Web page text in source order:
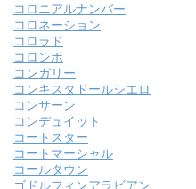
コロニアルナンバー
コロネーション
コロラド
コロンボ
コンガリー
コンキスタドールシエロ
コンサーン
コンデュイット
コートスター
コートマーシャル
コールタウン
ゴドルフィンアラビアン